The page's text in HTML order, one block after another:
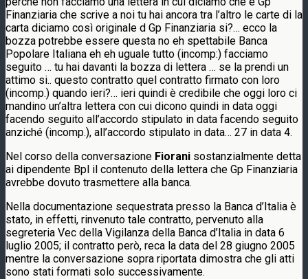
Finanziaria che scrive a noi tu hai ancora tra l’altro le carte di la
carta diciamo così originale d Gp Finanziaria si?… ecco la
bozza potrebbe essere questa no eh spettabile Banca
Popolare Italiana eh eh uguale tutto (incomp:) facciamo
seguito … tu hai davanti la bozza di lettera … se la prendi un
attimo si.. questo contratto quel contratto firmato con loro
(incomp.) quando ieri?… ieri quindi è credibile che oggi loro ci
mandino un’altra lettera con cui dicono quindi in data oggi
facendo seguito all’accordo stipulato in data facendo seguito
anziché (incomp.), all’accordo stipulato in data… 27 in data 4.
Nel corso della conversazione Fiorani sostanzialmente detta
ai dipendente Bpl il contenuto della lettera che Gp Finanziaria
avrebbe dovuto trasmettere alla banca.
Nella documentazione sequestrata presso la Banca d’Italia è
stato, in effetti, rinvenuto tale contratto, pervenuto alla
segreteria Vec della Vigilanza della Banca d’Italia in data 6
luglio 2005; il contratto però, reca la data del 28 giugno 2005
mentre la conversazione sopra riportata dimostra che gli atti
sono stati formati solo successivamente.